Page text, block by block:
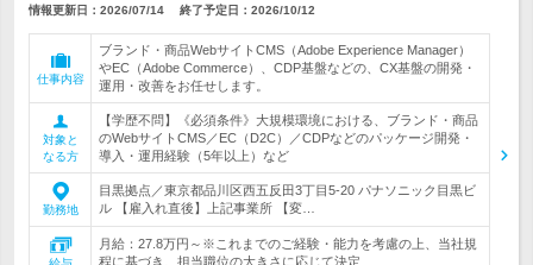
情報更新日：2026/07/14 終了予定日： 2026/10/12
仕事内容
ブランド・商品WebサイトCMS（Adobe Experience Manager）
やEC（Adobe Commerce）、CDP基盤などの、CX基盤の開発・
運用・改善をお任せします。
対象と
なる方
【学歴不問】《必須条件》大規模環境における、ブランド・商品
のWebサイトCMS／EC（D2C）／CDPなどのパッケージ開発・
導入・運用経験（5年以上）など
勤務地
目黒拠点／東京都品川区西五反田3丁目5-20 パナソニック目黒ビ
ル 【雇入れ直後】上記事業所 【変…
月給：27.8万円～※これまでのご経験・能力を考慮の上、当社規
程に基づき、担当職位の大きさに応じて決定